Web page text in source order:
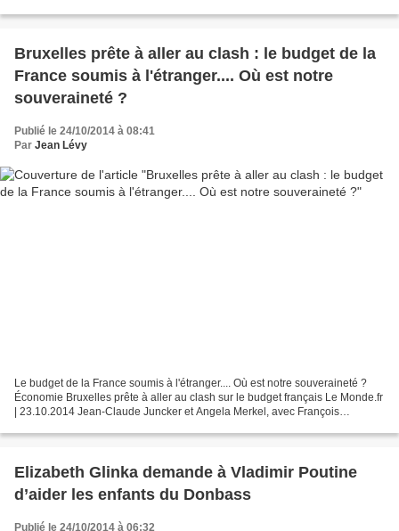
Bruxelles prête à aller au clash : le budget de la
France soumis à l'étranger.... Où est notre
souveraineté ?
Publié le 24/10/2014 à 08:41
Par Jean Lévy
Le budget de la France soumis à l'étranger.... Où est notre souveraineté ?
Économie Bruxelles prête à aller au clash sur le budget français Le Monde.fr
| 23.10.2014 Jean-Claude Juncker et Angela Merkel, avec François
Elizabeth Glinka demande à Vladimir Poutine
d’aider les enfants du Donbass
Publié le 24/10/2014 à 06:32